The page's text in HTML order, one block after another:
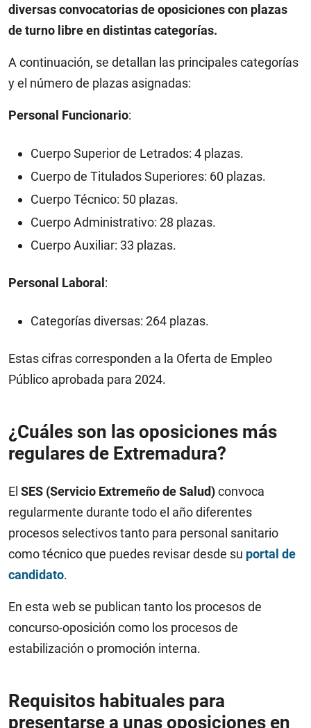
diversas convocatorias de oposiciones con plazas
de turno libre en distintas categorías.
A continuación, se detallan las principales categorías
y el número de plazas asignadas:​
Personal Funcionario:
Cuerpo Superior de Letrados: 4 plazas.​
Cuerpo de Titulados Superiores: 60 plazas.​
Cuerpo Técnico: 50 plazas.​
Cuerpo Administrativo: 28 plazas.​
Cuerpo Auxiliar: 33 plazas.​
Personal Laboral :
Categorías diversas: 264 plazas.
Estas cifras corresponden a la Oferta de Empleo
Público aprobada para 2024.
¿Cuáles son las oposiciones más
regulares de Extremadura?
El SES (Servicio Extremeño de Salud)convoca
regularmente durante todo el año diferentes
procesos selectivos tanto para personal sanitario
como técnico que puedes revisar desde su portal de
candidato.
En esta web se publican tanto los procesos de
concurso-oposición como los procesos de
estabilización o promoción interna.
Requisitos habituales para
presentarse a unas oposiciones en